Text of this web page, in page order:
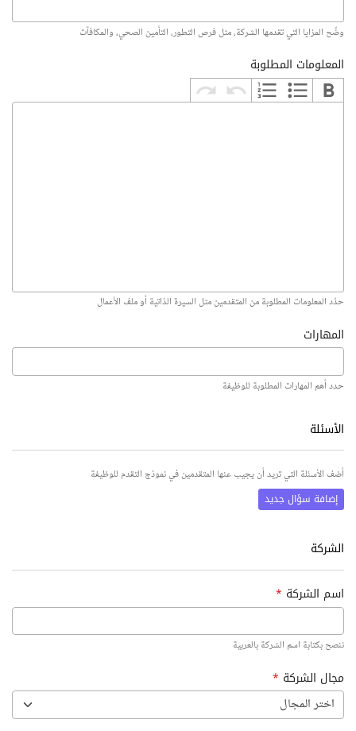
وضّح المزايا التي تقدمها الشركة، مثل فرص التطور، التأمين الصحي، والمكافآت
المعلومات المطلوبة
حدّد المعلومات المطلوبة من المتقدمين مثل السيرة الذاتية أو ملف الأعمال
المهارات
حدد أهم المهارات المطلوبة للوظيفة
الأسئلة
أضف الأسئلة التي تريد أن يجيب عنها المتقدمين في نموذج التقدم للوظيفة
إضافة سؤال جديد
الشركة
اسم الشركة *
ننصح بكتابة اسم الشركة بالعربية
مجال الشركة *
اختر المجال